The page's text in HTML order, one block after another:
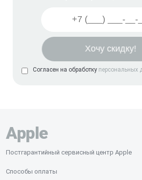
Согласен на обработку персональных
Apple
Постгарантийный сервисный центр Apple
Способы оплаты